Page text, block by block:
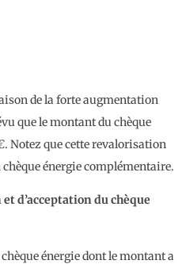
de la forte augmentation
que le montant du chèque
Notez que cette revalorisation
énergie complémentaire.
d’acceptation du chèque
énergie dont le montant a